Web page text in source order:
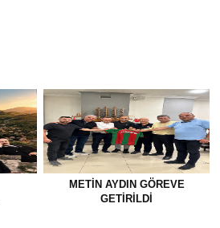
METİN AYDIN GÖREVE
GETİRİLDİ